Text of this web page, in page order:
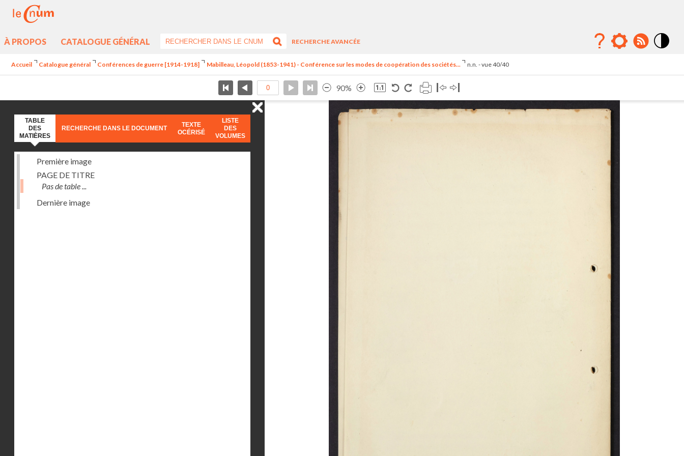
À PROPOS CATALOGUE GÉNÉRAL
RECHERCHE AVANCÉE
Accueil Catalogue général Conférences de guerre [1914-1918] Mabilleau, Léopold (1853-1941) - Conférence sur les modes de coopération des sociétés... n.n. - vue 40/40
90%
TABLE
DES
MATIÈRES
RECHERCHE DANS LE DOCUMENT
TEXTE
OCÉRISÉ
LISTE
DES
VOLUMES
Première image
PAGE DE TITRE
Pas de table ...
Dernière image